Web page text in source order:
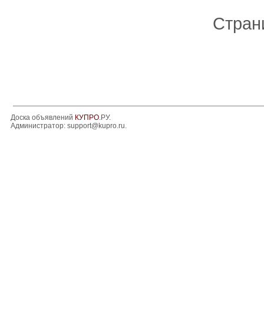
Доска объявлений КУПРО.РУ.
Администратор: support@kupro.ru.